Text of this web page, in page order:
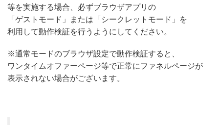
等を実施する場合、必ずブラウザアプリの
「ゲストモード」または「シークレットモード」を
利用して動作検証を行うようにしてください。
※通常モードのブラウザ設定で動作検証すると、
ワンタイムオファーページ等で正常にファネルページが
表示されない場合がございます。